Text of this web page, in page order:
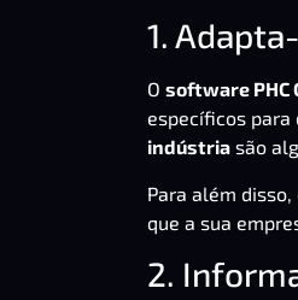
1.
O software PHC
específicos para
indústria são
Para além disso,
que a sua
2.